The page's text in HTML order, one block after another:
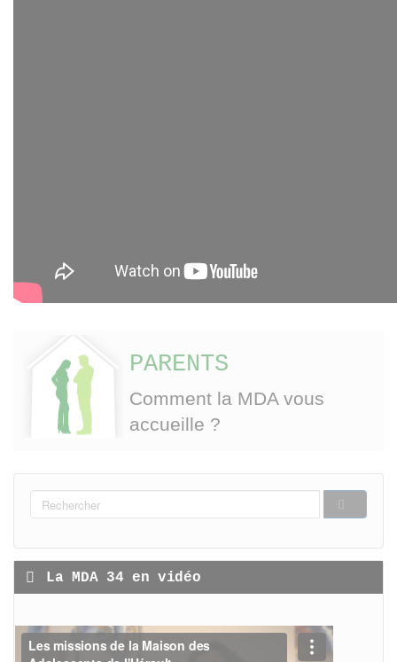
PARENTS
Comment la MDA vous
accueille ?
FORMULAIRE
RECHERCHE
La MDA 34 en vidéo